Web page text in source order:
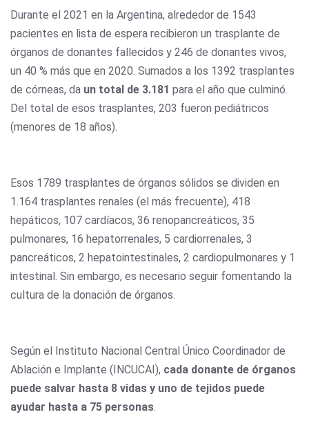
Durante el 2021 en la Argentina, alrededor de 1543
pacientes en lista de espera recibieron un trasplante de
órganos de donantes fallecidos y 246 de donantes vivos,
un 40 % más que en 2020. Sumados a los 1392 trasplantes
de córneas, da un total de 3.181 para el año que culminó.
Del total de esos trasplantes, 203 fueron pediátricos
(menores de 18 años).
Esos 1789 trasplantes de órganos sólidos se dividen en
1.164 trasplantes renales (el más frecuente), 418
hepáticos, 107 cardíacos, 36 renopancreáticos, 35
pulmonares, 16 hepatorrenales, 5 cardiorrenales, 3
pancreáticos, 2 hepatointestinales, 2 cardiopulmonares y 1
intestinal. Sin embargo, es necesario seguir fomentando la
cultura de la donación de órganos.
Según el Instituto Nacional Central Único Coordinador de
Ablación e Implante (INCUCAI), cada donante de órganos
puede salvar hasta 8 vidas y uno de tejidos puede
ayudar hasta a 75 personas